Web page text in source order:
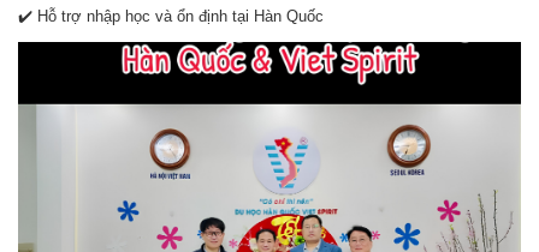
✔️ Hỗ trợ nhập học và ổn định tại Hàn Quốc